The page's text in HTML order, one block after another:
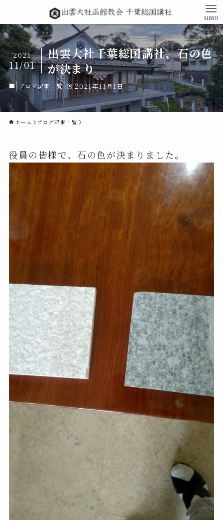
MENU
出雲大社千葉総国講社、石の色
が決まり
2021
11/01
ブログ記事一覧 2021年11月1日
ホーム ブログ記事一覧
役員の皆様で、石の色が決まりました。